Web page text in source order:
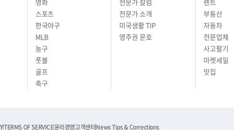
영화
스포츠
한국야구
MLB
농구
풋볼
골프
축구
전문가 칼럼
전문가 소개
미국생활 TIP
영주권 문호
렌트
부동산
자동차
전문업체
사고팔기
마켓세일
맛집
TERMS OF SERVICE윤리경영고객센터News Tips & Corrections